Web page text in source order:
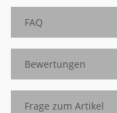
FAQ
Bewertungen
Frage zum Artikel